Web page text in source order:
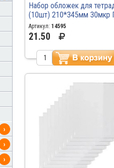
›
›
›
Набор обложек для
(10шт) 210*345мм 30мкр
арт. 17.14м. /200
Артикул:14595
21.50